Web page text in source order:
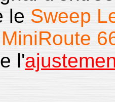
le Sweep
MiniRoute
l'